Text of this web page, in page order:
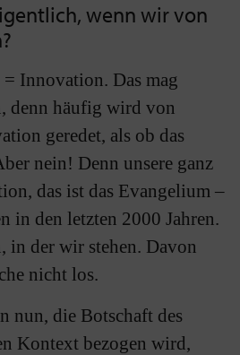
wenn wir von
Innovation. Das mag
denn häufig wird von
geredet, als ob das
nein! Denn unsere ganz
das ist das Evangelium –
in den letzten 2000 Jahren.
in der wir stehen. Davon
nicht los.
nun, die Botschaft des
Kontext bezogen wird,